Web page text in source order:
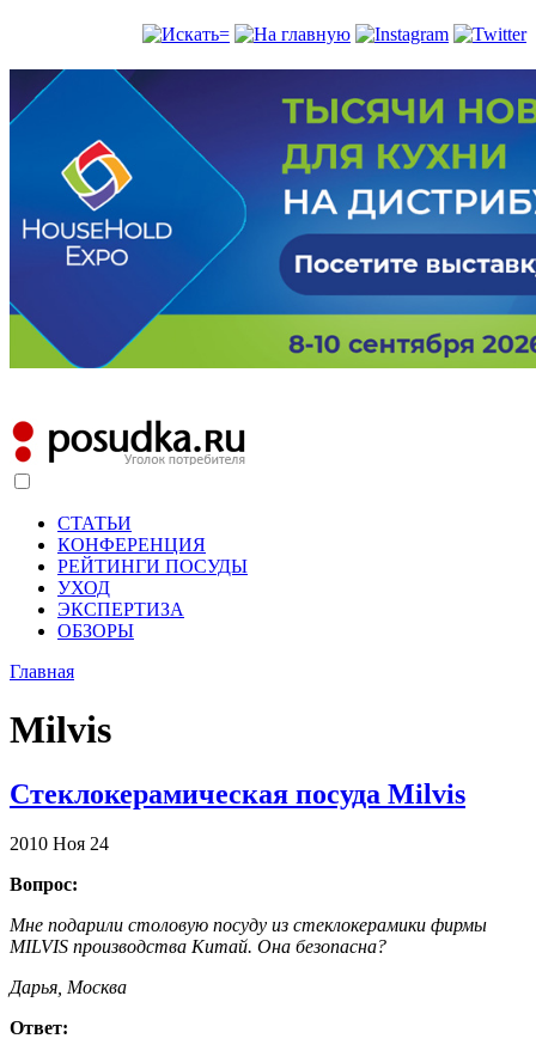
СТАТЬИ
КОНФЕРЕНЦИЯ
РЕЙТИНГИ ПОСУДЫ
УХОД
ЭКСПЕРТИЗА
ОБЗОРЫ
Главная
Milvis
Стеклокерамическая посуда Milvis
2010 Ноя 24
Вопрос:
Мне подарили столовую посуду из стеклокерамики фирмы
MILVIS производства Китай. Она безопасна?
Дарья, Москва
Ответ: